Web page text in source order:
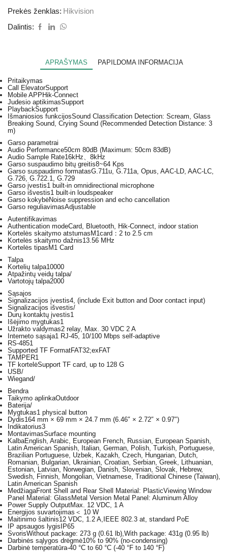
Prekės ženklas: Hikvision
Dalintis:
APRAŠYMAS PAPILDOMA INFORMACIJA
Pritaikymas
Call ElevatorSupport
Mobile APPHik-Connect
Judesio aptikimasSupport
PlaybackSupport
Išmaniosios funkcijosSound Classification Detection: Scream, Glass
Breaking Sound, Crying Sound (Recommended Detection Distance: 3
m)
Garso parametrai
Audio Performance50cm 80dB (Maximum: 50cm 83dB)
Audio Sample Rate16kHz、8kHz
Garso suspaudimo bitų greitis8~64 Kps
Garso suspaudimo formatasG.711u, G.711a, Opus, AAC-LD, AAC-LC,
G.726, G.722.1, G.729
Garso įvestis1 built-in omnidirectional microphone
Garso išvestis1 built-in loudspeaker
Garso kokybėNoise suppression and echo cancellation
Garso reguliavimasAdjustable
Autentifikavimas
Authentication modeCard, Bluetooth, Hik-Connect, indoor station
Kortelės skaitymo atstumasM1card：2 to 2.5 cm
Kortelės skaitymo dažnis13.56 MHz
Kortelės tipasM1 Card
Talpa
Kortelių talpa10000
Atpažintų veidų talpa/
Vartotojų talpa2000
Sąsajos
Signalizacijos įvestis4, (include Exit button and Door contact input)
Signalizacijos išvestis/
Durų kontaktų įvestis1
Išėjimo mygtukas1
Užrakto valdymas2 relay, Max. 30 VDC 2 A
Interneto sąsaja1 RJ-45, 10/100 Mbps self-adaptive
RS-4851
Supported TF FormatFAT32;exFAT
TAMPER1
TF kortelėSupport TF card, up to 128 G
USB/
Wiegand/
Bendra
Taikymo aplinkaOutdoor
Baterija/
Mygtukas1 physical button
Dydis164 mm × 69 mm × 24.7 mm (6.46″ × 2.72″ × 0.97″)
Indikatorius3
MontavimasSurface mounting
KalbaEnglish, Arabic, European French, Russian, European Spanish,
Latin American Spanish, Italian, German, Polish, Turkish, Portuguese,
Brazilian Portuguese, Uzbek, Kazakh, Czech, Hungarian, Dutch,
Romanian, Bulgarian, Ukrainian, Croatian, Serbian, Greek, Lithuanian,
Estonian, Latvian, Norwegian, Danish, Slovenian, Slovak, Hebrew,
Swedish, Finnish, Mongolian, Vietnamese, Traditional Chinese (Taiwan),
Latin American Spanish
MedžiagaFront Shell and Rear Shell Material: PlasticViewing Window
Panel Material: GlassMetal Version Metal Panel: Aluminum Alloy
Power Supply OutputMax. 12 VDC, 1 A
Energijos suvartojimas ＜ 10 W
Maitinimo šaltinis12 VDC, 1.2 A,IEEE 802.3 at, standard PoE
IP apsaugos lygisIP65
SvorisWithout package: 273 g (0.61 lb),With package: 431g (0.95 lb)
Darbinės sąlygos drėgmė10% to 90% (no-condensing)
Darbinė temperatūra-40 °C to 60 °C (-40 °F to 140 °F)